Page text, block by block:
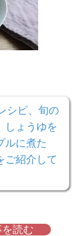
シピ、旬の
しょうゆを
ルに煮た
ご紹介して
読む